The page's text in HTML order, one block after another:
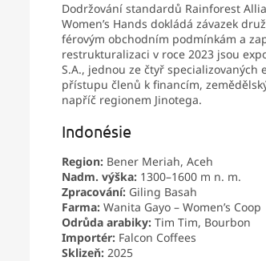
Dodržování standardů Rainforest
Women’s Hands dokládá závazek
férovým obchodním podmínkám a
restrukturalizaci v roce 2023 jsou
S.A., jednou ze čtyř
přístupu členů k financím,
napříč regionem Jinotega.
Indonésie
Region: Bener Meriah, Aceh
Nadm. výška: 1300–1600 m n. m.
Zpracování: Giling Basah
Farma: Wanita Gayo – Women’s Coop
Odrůda arabiky: Tim Tim, Bourbon
Importér: Falcon Coffees
Sklizeň: 2025